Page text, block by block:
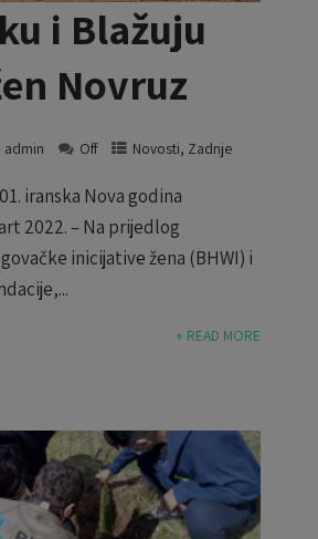
i Blažuju
Novruz
admin Off Novosti, Zadnje
iranska Nova godina
2022. – Na prijedlog
inicijative žena (BHWI) i
+ READ MORE